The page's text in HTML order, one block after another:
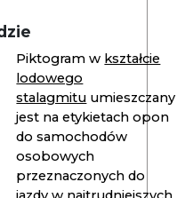
Piktogram w kształcie
lodowego
stalagmitu umieszczany
jest na etykietach opon
do samochodów
osobowych
przeznaczonych do